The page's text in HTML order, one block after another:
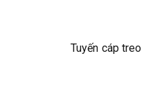
Tuyến cáp